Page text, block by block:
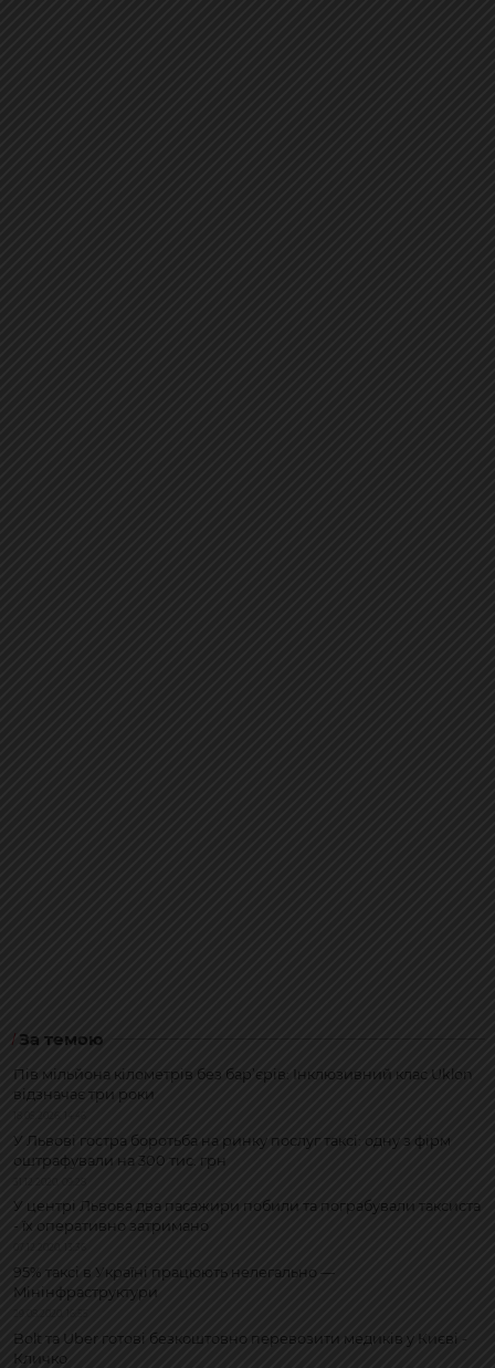
За темою
Пів мільйона кілометрів без бар’єрів: Інклюзивний клас Uklon
відзначає три роки
У Львові гостра боротьба на ринку послуг таксі: одну з фірм
оштрафували на 300 тис. грн
У центрі Львова два пасажири побили та пограбували таксиста
- їх оперативно затримано
95% таксі в Україні працюють нелегально —
Мінінфраструктури
Bolt та Uber готові безкоштовно перевозити медиків у Києві -
Кличко